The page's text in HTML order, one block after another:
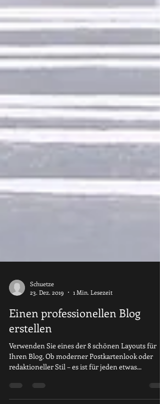
Schuetze
23. Dez. 2019
Einen professionellen Blog
erstellen
Ihren Blog. Ob moderner Postkartenlook oder
redaktioneller Stil – es ist für jeden etwas...